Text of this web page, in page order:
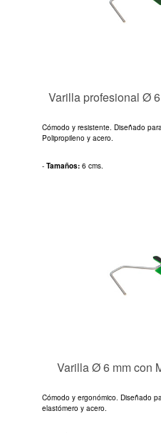
Varilla profesional Ø
Cómodo y resistente. Diseñado
Polipropileno y acero.
- Tamaños: 6 cms.
Varilla Ø 6 mm con
Cómodo y ergonómico. Diseñado
elastómero y acero.